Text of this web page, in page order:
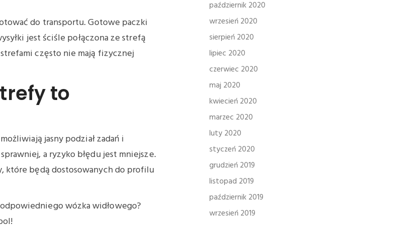
do transportu. Gotowe paczki
jest ściśle połączona ze strefą
często nie mają fizycznej
to
jasny podział zadań i
a ryzyko błędu jest mniejsze.
które będą dostosowanych do profilu
wózka widłowego?
październik 2020
wrzesień 2020
sierpień 2020
lipiec 2020
czerwiec 2020
maj 2020
kwiecień 2020
marzec 2020
luty 2020
styczeń 2020
grudzień 2019
listopad 2019
październik 2019
wrzesień 2019